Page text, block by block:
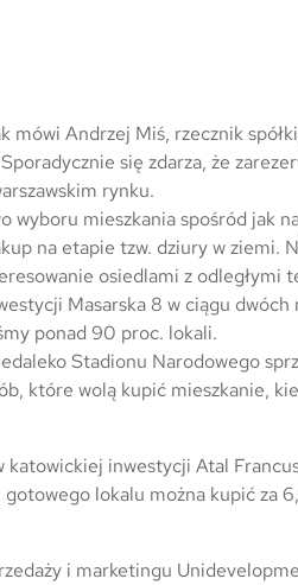
mówi Andrzej Miś, rzecznik
się zdarza, że
rynku.
wyboru mieszkania spośród jak
na etapie tzw. dziury w
osiedlami z
Masarska 8 w ciągu
ponad 90 proc. lokali.
Stadionu Narodowego
które wolą kupić mieszkanie,
inwestycji Atal
lokalu można kupić za
i marketingu